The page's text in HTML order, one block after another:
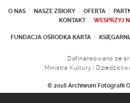
O NAS NASZE ZBIORY OFERTA
KONTAKT
WESPRZYJ
FUNDACJA OŚRODKA KARTA
Dofinansowano ze
Ministra Kultury i
© 2016 Archiwum Fotografii